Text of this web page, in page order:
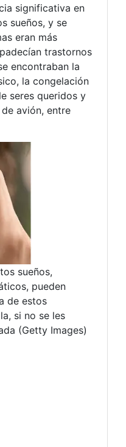
significativa en
sueños, y se
eran más
trastornos
encontraban la
la congelación
seres queridos y
avión, entre
sueños,
pueden
de estos
si no se les
(Getty Images)